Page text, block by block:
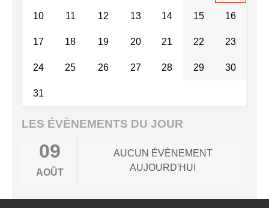
10 11 12 13 14 15 16
17 18 19 20 21 22 23
24 25 26 27 28 29 30
31
LES ÉVÈNEMENTS DU JOUR
09
AOÛT
AUCUN ÉVÈNEMENT
AUJOURD'HUI